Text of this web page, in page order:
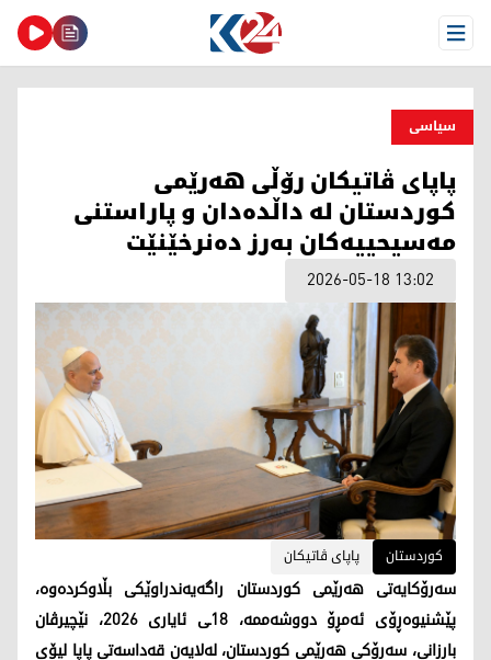
Open Menu
سیاسی
پاپای ڤاتیکان رۆڵى هەرێمی
کوردستان لە داڵدەدان و پاراستنی
مەسیحییەکان به‌رز دەنرخێنێت
2026-05-18 13:02
کوردستان پاپای ڤاتیکان
سەرۆکایەتی هەرێمی کوردستان راگەیەندراوێکی بڵاوکردەوە،
پێشنيوه‌ڕۆى ئەمڕۆ دووشەممە، 18ـی ئایاری 2026، نێچیرڤان
بارزانی، سەرۆکی هەرێمی کوردستان، لەلایەن قەداسەتی پاپا ليۆى